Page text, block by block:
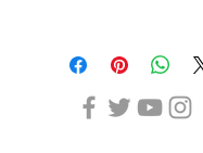
verursachen. Nicht für
geeignet."
Hinweis: "Vor